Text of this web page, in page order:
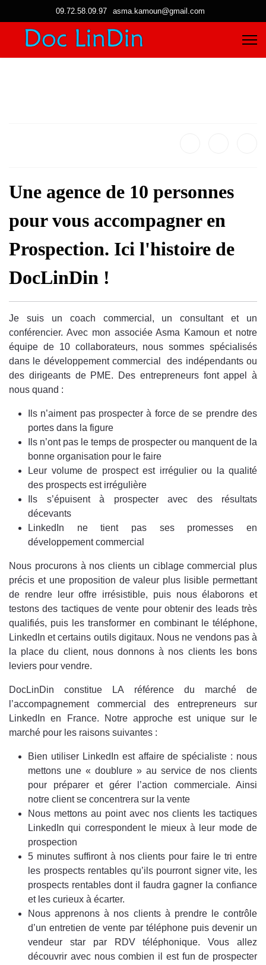
09.72.58.09.97 asma.kamoun@gmail.com
Une agence de 10 personnes
pour vous accompagner en
Prospection. Ici l'histoire de
DocLinDin !
Je suis un coach commercial, un consultant et un
conférencier. Avec mon associée Asma Kamoun et notre
équipe de 10 collaborateurs, nous sommes spécialisés
dans le développement commercial des indépendants ou
des dirigeants de PME. Des entrepreneurs font appel à
nous quand :
Ils n’aiment pas prospecter à force de se prendre des
portes dans la figure
Ils n’ont pas le temps de prospecter ou manquent de la
bonne organisation pour le faire
Leur volume de prospect est irrégulier ou la qualité
des prospects est irrégulière
Ils s’épuisent à prospecter avec des résultats
décevants
LinkedIn ne tient pas ses promesses en
développement commercial
Nous procurons à nos clients un ciblage commercial plus
précis et une proposition de valeur plus lisible permettant
de rendre leur offre irrésistible, puis nous élaborons et
testons des tactiques de vente pour obtenir des leads très
qualifiés, puis les transformer en combinant le téléphone,
LinkedIn et certains outils digitaux. Nous ne vendons pas à
la place du client, nous donnons à nos clients les bons
leviers pour vendre.
DocLinDin constitue LA référence du marché de
l’accompagnement commercial des entrepreneurs sur
LinkedIn en France. Notre approche est unique sur le
marché pour les raisons suivantes :
Bien utiliser LinkedIn est affaire de spécialiste : nous
mettons une « doublure » au service de nos clients
pour préparer et gérer l’action commerciale. Ainsi
notre client se concentrera sur la vente
Nous mettons au point avec nos clients les tactiques
LinkedIn qui correspondent le mieux à leur mode de
prospection
5 minutes suffiront à nos clients pour faire le tri entre
les prospects rentables qu’ils pourront signer vite, les
prospects rentables dont il faudra gagner la confiance
et les curieux à écarter.
Nous apprenons à nos clients à prendre le contrôle
d’un entretien de vente par téléphone puis devenir un
vendeur star par RDV téléphonique. Vous allez
découvrir avec nous combien il est fun de prospecter